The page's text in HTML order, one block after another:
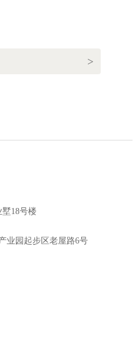
18号楼
业园起步区老屋路6号